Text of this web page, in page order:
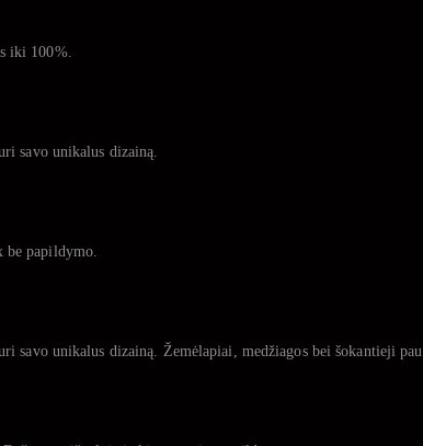
iki 100%.
savo unikalus dizainą.
papildymo.
unikalus dizainą. Žemėlapiai, medžiagos bei šokantieji